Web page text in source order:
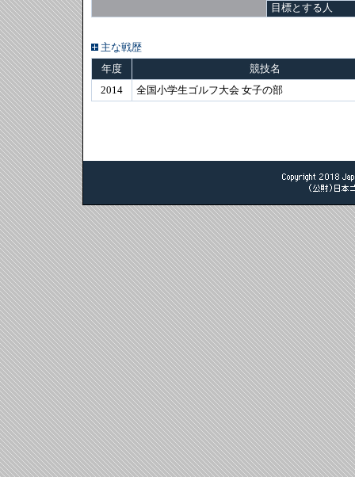
目標とする人
主な戦歴
年度
競技名
2014
全国小学生ゴルフ大会 女子の部